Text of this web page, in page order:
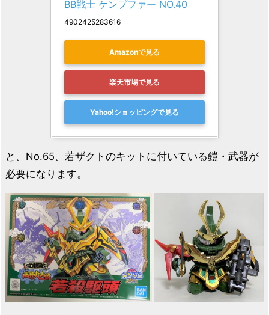
BB戦士 ケンプファー NO.40
4902425283616
Amazonで見る
楽天市場で見る
Yahoo!ショッピングで見る
と、No.65、若ザクトのキットに付いている鎧・武器が
必要になります。